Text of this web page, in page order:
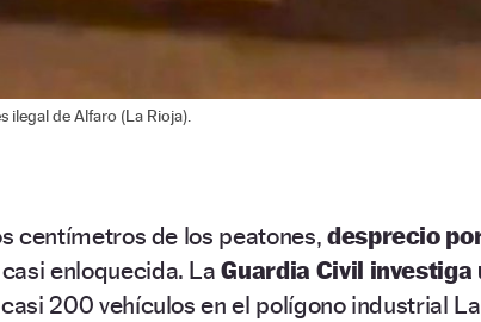
de Alfaro (La Rioja).
centímetros de los peatones, desprecio
enloquecida. LaGuardia Civil investiga
200 vehículos en el polígono industrial La